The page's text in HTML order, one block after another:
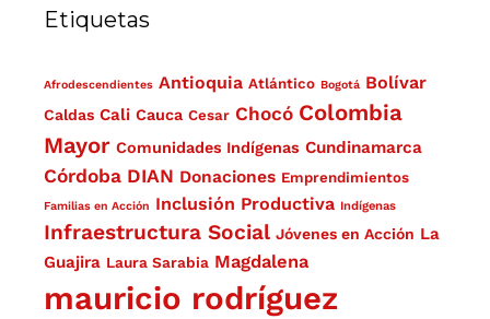
Etiquetas
Afrodescendientes Antioquia Atlántico Bogotá Bolívar
Caldas Cali Cauca Cesar Chocó Colombia
Mayor Comunidades Indígenas Cundinamarca
Córdoba DIAN Donaciones Emprendimientos
Familias en Acción Inclusión Productiva Indígenas
Infraestructura Social Jóvenes en Acción La
Guajira Laura Sarabia Magdalena
mauricio rodríguez